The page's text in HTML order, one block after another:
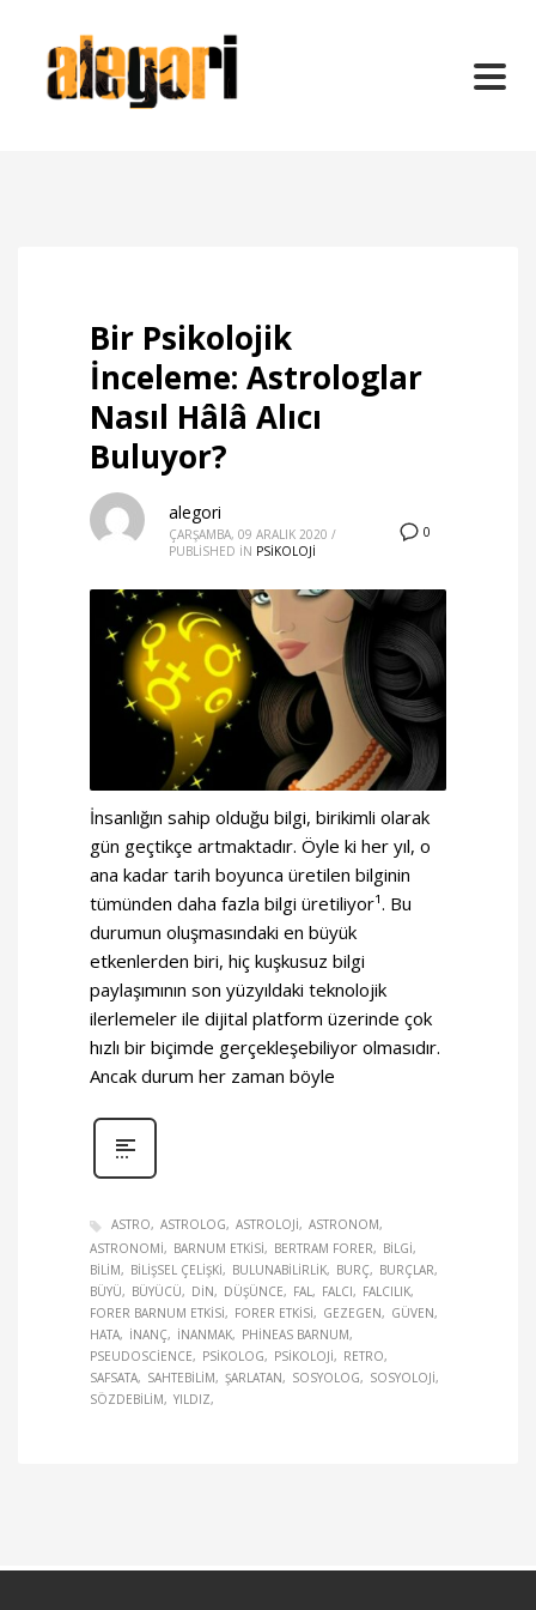
Bir Psikolojik
İnceleme: Astrologlar
Nasıl Hâlâ Alıcı
Buluyor?
0
alegori
ÇARŞAMBA, 09 ARALIK 2020 /
PUBLISHED IN PSİKOLOJİ
İnsanlığın sahip olduğu bilgi, birikimli olarak
gün geçtikçe artmaktadır. Öyle ki her yıl, o
ana kadar tarih boyunca üretilen bilginin
tümünden daha fazla bilgi üretiliyor¹. Bu
durumun oluşmasındaki en büyük
etkenlerden biri, hiç kuşkusuz bilgi
paylaşımının son yüzyıldaki teknolojik
ilerlemeler ile dijital platform üzerinde çok
hızlı bir biçimde gerçekleşebiliyor olmasıdır.
Ancak durum her zaman böyle
ASTRO ASTROLOG ASTROLOJI
ASTRONOM
ASTRONOMI
BARNUM ETKISI BERTRAM FORER
BILGI
BILIM
BILIŞSEL ÇELIŞKI BULUNABILIRLIK BURÇ
BURÇLAR
BÜYÜ
BÜYÜCÜ DIN DÜŞÜNCE FAL FALCI
FALCILIK
FORER BARNUM ETKISI
FORER ETKISI GEZEGEN
GÜVEN
HATA
INANÇ INANMAK
PHINEAS BARNUM
PSEUDOSCIENCE
PSIKOLOG PSIKOLOJI
RETRO
SAFSATA
SAHTEBILIM ŞARLATAN SOSYOLOG
SOSYOLOJI
SÖZDEBILIM
YILDIZ